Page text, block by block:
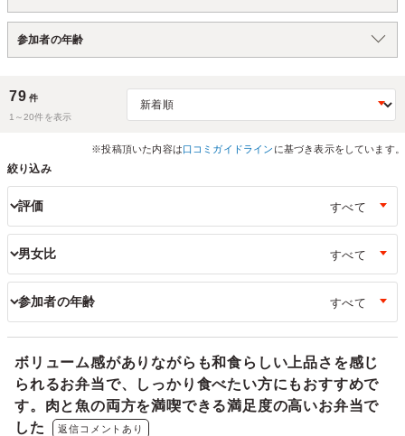
参加者の年齢
79 件
1～20件を表示
※投稿頂いた内容は口コミガイドライン に基づき表示をしています。
絞り込み
評価
男女比
参加者の年齢
ボリューム感がありながらも和食らしい上品さを感じ
られるお弁当で、しっかり食べたい方にもおすすめで
す。肉と魚の両方を満喫できる満足度の高いお弁当で
した
返信コメントあり